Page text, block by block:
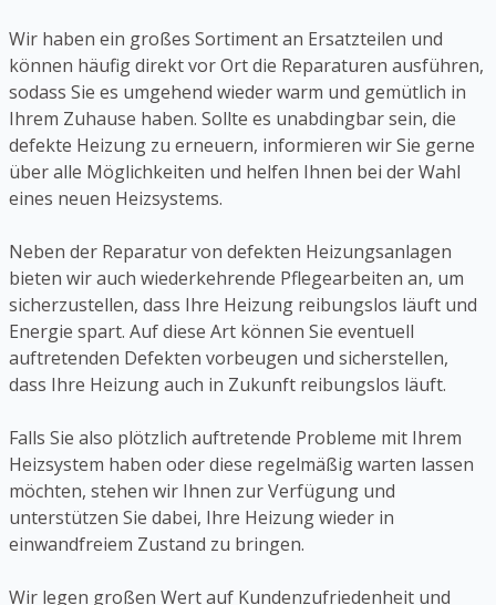
Wir haben ein großes Sortiment an Ersatzteilen und
können häufig direkt vor Ort die Reparaturen ausführen,
sodass Sie es umgehend wieder warm und gemütlich in
Ihrem Zuhause haben. Sollte es unabdingbar sein, die
defekte Heizung zu erneuern, informieren wir Sie gerne
über alle Möglichkeiten und helfen Ihnen bei der Wahl
eines neuen Heizsystems.
Neben der Reparatur von defekten Heizungsanlagen
bieten wir auch wiederkehrende Pflegearbeiten an, um
sicherzustellen, dass Ihre Heizung reibungslos läuft und
Energie spart. Auf diese Art können Sie eventuell
auftretenden Defekten vorbeugen und sicherstellen,
dass Ihre Heizung auch in Zukunft reibungslos läuft.
Falls Sie also plötzlich auftretende Probleme mit Ihrem
Heizsystem haben oder diese regelmäßig warten lassen
möchten, stehen wir Ihnen zur Verfügung und
unterstützen Sie dabei, Ihre Heizung wieder in
einwandfreiem Zustand zu bringen.
Wir legen großen Wert auf Kundenzufriedenheit und